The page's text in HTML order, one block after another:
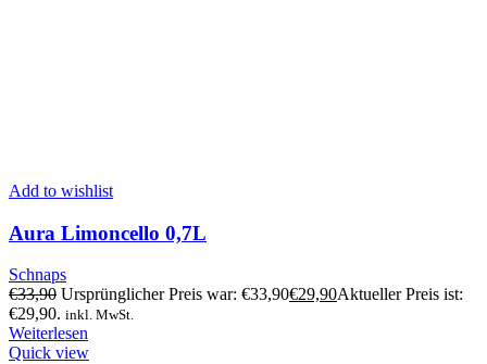
Add to wishlist
Aura Limoncello 0,7L
Schnaps
€33,90 Ursprünglicher Preis war: €33,90€29,90Aktueller Preis ist:
€29,90. inkl. MwSt.
Weiterlesen
Quick view